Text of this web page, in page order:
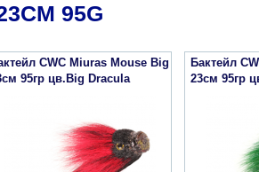
95G
CWC Miuras Mouse Big
95гр цв.Big Dracula
Бактейл
23см 95гр